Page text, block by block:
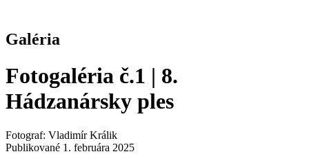
Galéria
Fotogaléria č.1 | 8.
Hádzanársky ples
Fotograf: Vladimír Králik
Publikované 1. februára 2025